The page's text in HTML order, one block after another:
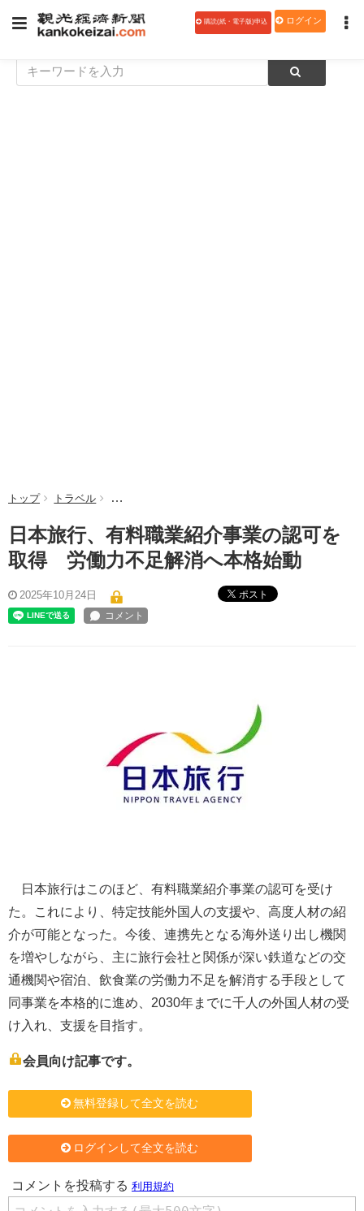
購読(紙・電子版)申込 ログイン
トップ トラベル 日本旅行、有料職業紹介事業の認可を取得 労働力
日本旅行、有料職業紹介事業の認可を
取得 労働力不足解消へ本格始動
2025年10月24日 ポスト
日本旅行はこのほど、有料職業紹介事業の認可を受け
た。これにより、特定技能外国人の支援や、高度人材の紹
介が可能となった。今後、連携先となる海外送り出し機関
を増やしながら、主に旅行会社と関係が深い鉄道などの交
通機関や宿泊、飲食業の労働力不足を解消する手段として
同事業を本格的に進め、2030年までに千人の外国人材の受
け入れ、支援を目指す。
会員向け記事です。
無料登録して全文を読む
ログインして全文を読む